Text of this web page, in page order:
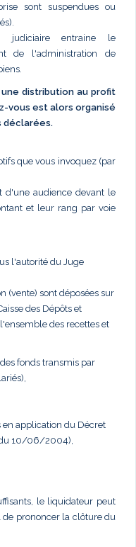
sont suspendues ou
judiciaire entraine le
de l'administration de
distribution au profit
vous est alors organisé
déclarées.
que vous invoquez (par
d'une audience devant le
et leur rang par voie
l'autorité du Juge
(vente) sont déposées sur
des Dépôts et
des recettes et
fonds transmis par
application du Décret
10/06/2004),
le liquidateur peut
prononcer la clôture du